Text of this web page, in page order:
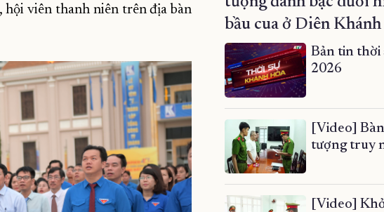
viên thanh niên trên địa bàn
bầu cua ở Diên Khánh
Bản tin thời
2026
[Video]
tượng truy
[Video]